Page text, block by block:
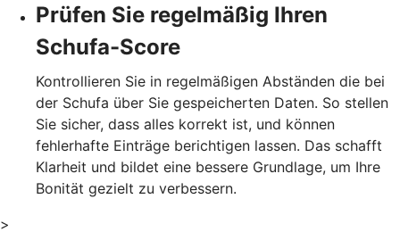
Prüfen Sie regelmäßig Ihren
Schufa-Score
Kontrollieren Sie in regelmäßigen Abständen die bei
der Schufa über Sie gespeicherten Daten. So stellen
Sie sicher, dass alles korrekt ist, und können
fehlerhafte Einträge berichtigen lassen. Das schafft
Klarheit und bildet eine bessere Grundlage, um Ihre
Bonität gezielt zu verbessern.
>